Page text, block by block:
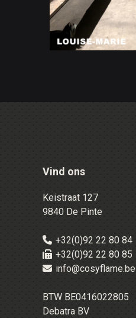
Vind ons
Keistraat 127
9840 De Pinte
+32(0)92 22 80 84
+32(0)92 22 80 85
info@cosyflame.be
BTW BE0416022805
Debatra BV